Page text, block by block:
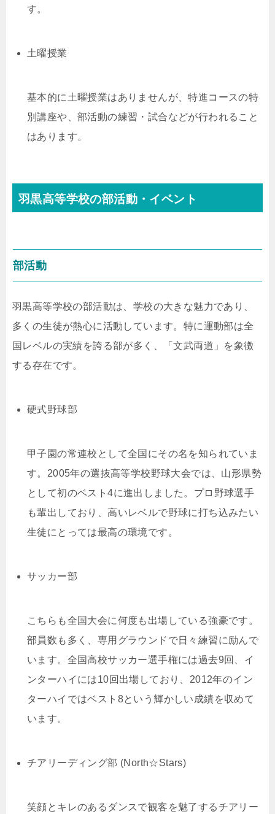
す。
土曜授業
基本的に土曜授業はありませんが、特進コースの特
別講座や、部活動の練習・試合などが行われること
はあります。
羽黒高等学校の部活動・イベント
部活動
羽黒高等学校の部活動は、学校の大きな魅力であり、
多くの生徒が熱心に活動しています。特に運動部は全
国レベルの実績を誇る部が多く、「文武両道」を象徴
する存在です。
硬式野球部
甲子園の常連校として全国にその名を知られていま
す。2005年の選抜高等学校野球大会では、山形県勢
として初のベスト4に進出しました。プロ野球選手
も輩出しており、高いレベルで野球に打ち込みたい
生徒にとっては最高の環境です。
サッカー部
こちらも全国大会に何度も出場している強豪です。
部員数も多く、専用グラウンドで日々練習に励んで
います。全国高校サッカー選手権には過去9回、イ
ンターハイには10回出場しており、2012年のイン
ターハイではベスト8という輝かしい成績を収めて
います。
チアリーディング部 (North☆Stars)
笑顔とキレのあるダンスで観客を魅了するチアリー